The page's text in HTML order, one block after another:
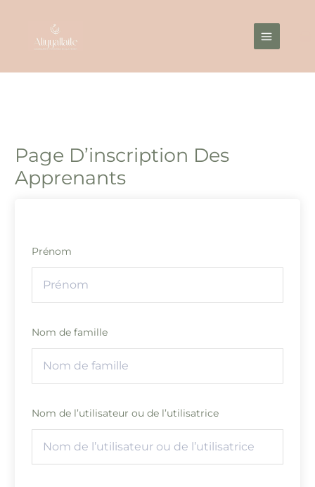
contenu
Menu
Page D’inscription Des
Apprenants
Prénom
Nom de famille
Nom de l’utilisateur ou de l’utilisatrice